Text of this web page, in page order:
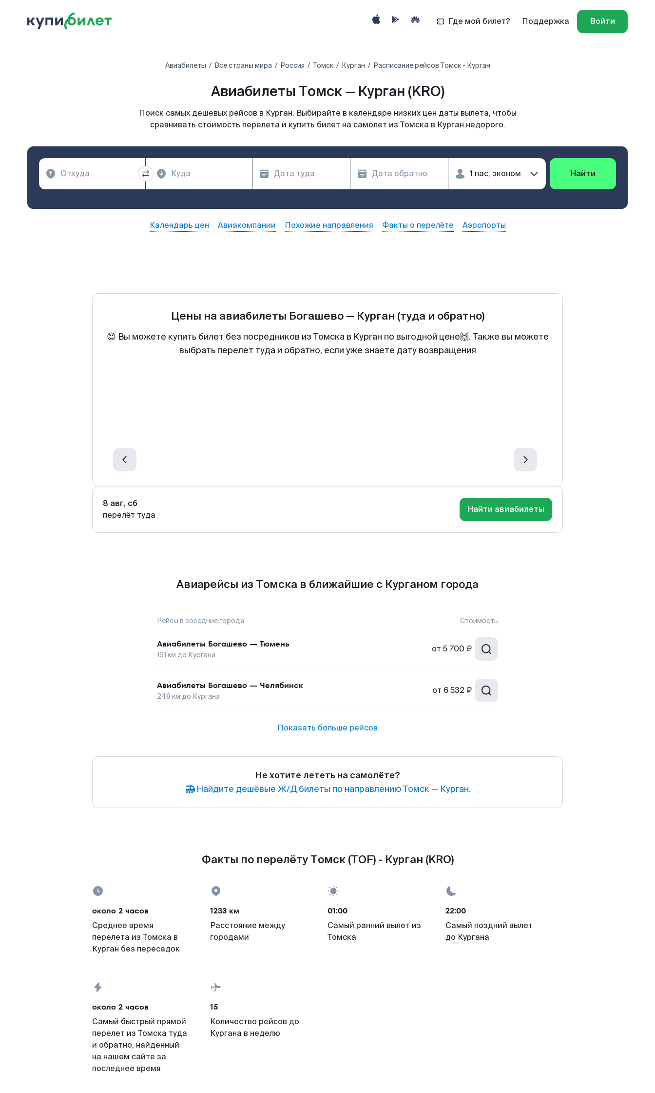
Где мой билет? Поддержка Войти
Авиабилеты Все страны мира Россия Томск Курган Расписание рейсов Томск - Курган
Авиабилеты Томск — Курган (KRO)
Поиск самых дешевых рейсов в Курган. Выбирайте в календаре низких цен даты вылета, чтобы
сравнивать стоимость перелета и купить билет на самолет из Томска в Курган недорого.
Найти
Календарь цен Авиакомпании Похожие направления Факты о перелёте Аэропорты
Цены на авиабилеты Богашево— Курган (туда и обратно)
😍 Вы можете купить билет без посредников из Томска в Курган по выгодной цене🙌. Также вы можете
выбрать перелет туда и обратно, если уже знаете дату возвращения
8 авг, сб
перелёт туда
Найти авиабилеты
Авиарейсы из Томска в ближайшие с Курганом города
Рейсы в соседние города Стоимость
Авиабилеты Богашево — Тюмень
191 км до Кургана
от 5 700 ₽
Авиабилеты Богашево — Челябинск
248 км до Кургана
от 6 532 ₽
Показать больше рейсов
Не хотите лететь на самолёте?
Найдите дешёвые Ж/Д билеты по направлению Томск — Курган.
Факты по перелёту Томск (TOF) - Курган (KRO)
около 2 часов
Среднее время
перелета из Томска в
Курган без пересадок
1233 км
Расстояние между
городами
01:00
Самый ранний вылет из
Томска
22:00
Самый поздний вылет
до Кургана
около 2 часов
Самый быстрый прямой
перелет из Томска туда
и обратно, найденный
на нашем сайте за
последнее время
15
Количество рейсов до
Кургана в неделю